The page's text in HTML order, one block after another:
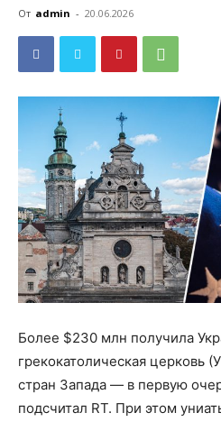
От admin - 20.06.2026
Более $230 млн получила
грекокатолическая церковь
стран Запада — в первую
подсчитал RT. При этом